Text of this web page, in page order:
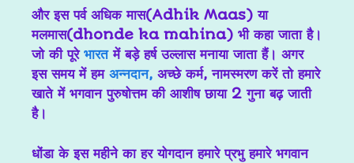
और इस पर्व अधिक मास(Adhik Maas) या
मलमास(dhonde ka mahina) भी कहा जाता है।
जो की पूरेभारतमें बड़े हर्ष उल्लास मनाया जाता हैं। अगर
इस समय में हम अन्नदान, अच्छे कर्म, नामस्मरण करें तो हमारे
खाते में भगवान पुरुषोत्तम की आशीष छाया 2 गुना बढ़ जाती
है।
धोंडा के इस महीने का हर योगदान हमारे प्रभु हमारे भगवान